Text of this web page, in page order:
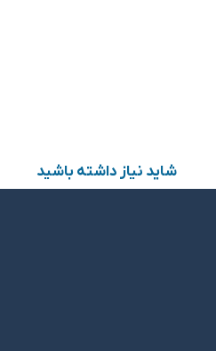
شاید نیاز داشته باشید